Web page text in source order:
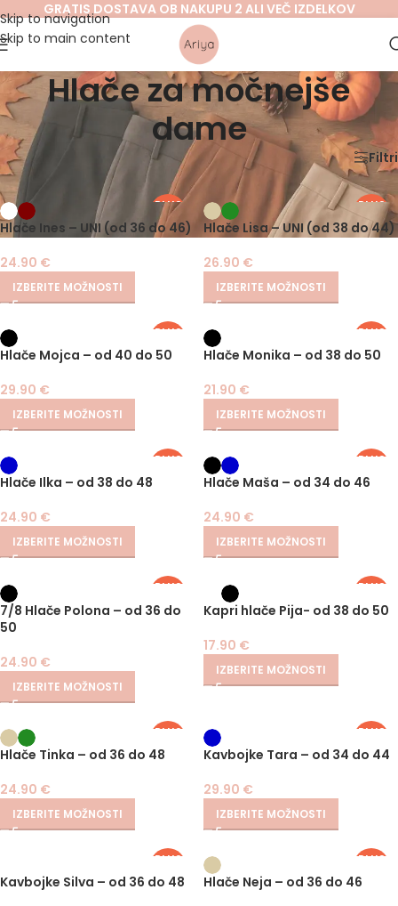
Skip to navigation
Skip to main content
GRATIS DOSTAVA OB NAKUPU 2 ALI VEČ IZDELKOV
Hlače za močnejše
dame
Domov ZA MOČNEJŠE DAME Hlače za močnejše dame Filtri
PLUS
SIZE
Hlače Ines – UNI (od 36 do 46)
24.90 €
IZBERITE MOŽNOSTI
PLUS
Hlače Lisa – UNI (od 38 do 44)
26.90 €
IZBERITE MOŽNOSTI
PLUS
Hlače Mojca – od 40 do 50
29.90 €
IZBERITE MOŽNOSTI
PLUS
Hlače Monika – od 38 do 50
21.90 €
IZBERITE MOŽNOSTI
PLUS
Hlače Ilka – od 38 do 48
24.90 €
IZBERITE MOŽNOSTI
PLUS
Hlače Maša – od 34 do 46
24.90 €
IZBERITE MOŽNOSTI
PLUS
7/8 Hlače Polona – od 36 do
50
24.90 €
IZBERITE MOŽNOSTI
PLUS
Kapri hlače Pija- od 38 do 50
17.90 €
IZBERITE MOŽNOSTI
PLUS
Hlače Tinka – od 36 do 48
24.90 €
IZBERITE MOŽNOSTI
PLUS
Kavbojke Tara – od 34 do 44
29.90 €
IZBERITE MOŽNOSTI
PLUS
Kavbojke Silva – od 36 do 48
PLUS
Hlače Neja – od 36 do 46